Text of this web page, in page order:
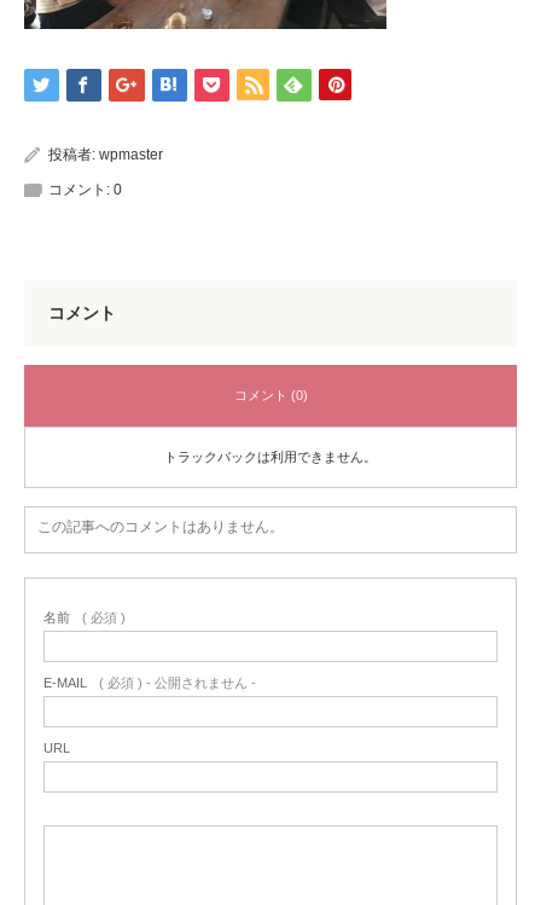
投稿者: wpmaster
コメント: 0
コメント
コメント (0)
トラックバックは利用できません。
この記事へのコメントはありません。
名前 ( 必須 )
E-MAIL ( 必須 ) - 公開されません -
URL